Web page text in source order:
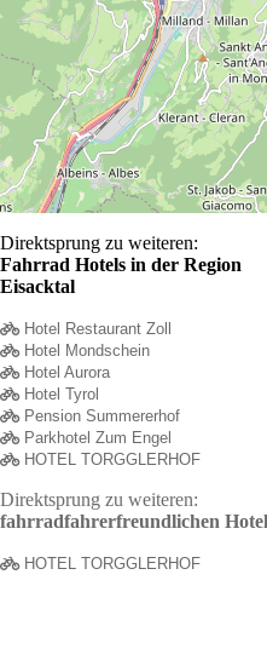
Direktsprung zu weiteren:
Fahrrad Hotels in der Region
Eisacktal
Hotel Restaurant Zoll
Hotel Mondschein
Hotel Aurora
Hotel Tyrol
Pension Summererhof
Parkhotel Zum Engel
HOTEL TORGGLERHOF
Direktsprung zu weiteren:
fahrradfahrerfreundlichen
HOTEL TORGGLERHOF